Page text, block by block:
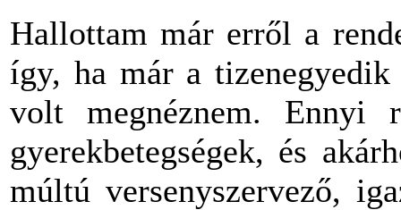
Hallottam már erről a
így, ha már a
volt megnéznem. Ennyi
gyerekbetegségek, és
múltú versenyszervező,